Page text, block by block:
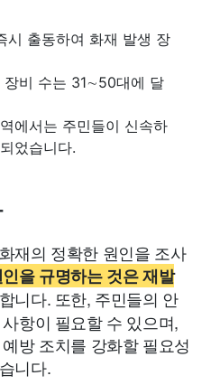
시 출동하여 화재 발생 장
장비 수는 31∼50대에 달
에서는 주민들이 신속하
었습니다.
재의 정확한 원인을 조사
을 규명하는 것은 재발
니다. 또한, 주민들의 안
항이 필요할 수 있으며,
방 조치를 강화할 필요성
니다.